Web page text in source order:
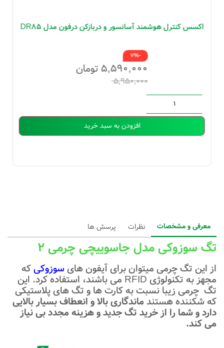
اکسس کنترل هوشمند آسانسور و دربازکن درفون مدل DR85
۵,۹۵۰,۰۰۰
۵,۵۹۰,۰۰۰تومان
-7%
افزودن به سبد خرید
معرفی و مشخصات نظرات پرسش ها
تگ سوزوکی مدل جاسوییچی چرمی 2
از این تگ چرمی میتوان برای آیفون های سوزوکیکه
مجهز به تکنولوژی RFID می باشند، استفاده کرد. این
تگ چرمی زیبا نسبت به کارت ها و تگ های پلاستیکی
که شکننده هستند ماندگاری بالا و انعطاف بسیار بالایی
دارد و شما را از خرید تگ جدید و هزینه مجدد بی نیاز
می کند.